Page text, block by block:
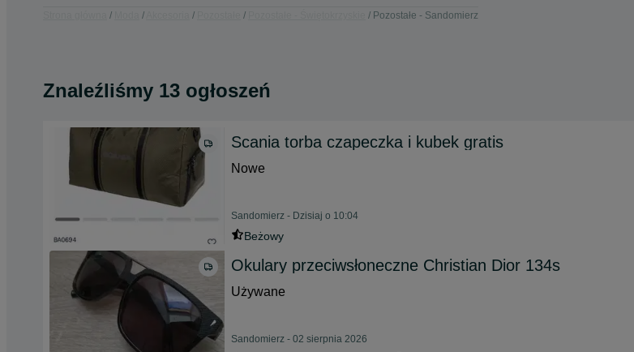
Pozostałe - Sandomierz
Znaleźliśmy 13 ogłoszeń
Scania torba czapeczka i kubek gratis
Nowe
Sandomierz - Dzisiaj o 10:04
Beżowy
Okulary przeciwsłoneczne Christian Dior 134s
Używane
Sandomierz - 02 sierpnia 2026